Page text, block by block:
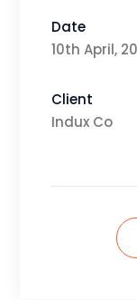
Date
10th April,
Client
Indux Co